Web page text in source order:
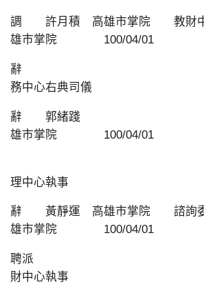
調 許月積 高雄市掌院 教
雄市掌院 100/04/01
辭
務中心右典司儀
辭 郭緒
雄市掌院 100/04/01
理中心執事
辭 黃靜運 高雄市掌院 諮詢
雄市掌院 100/04/01
聘派
財中心執事